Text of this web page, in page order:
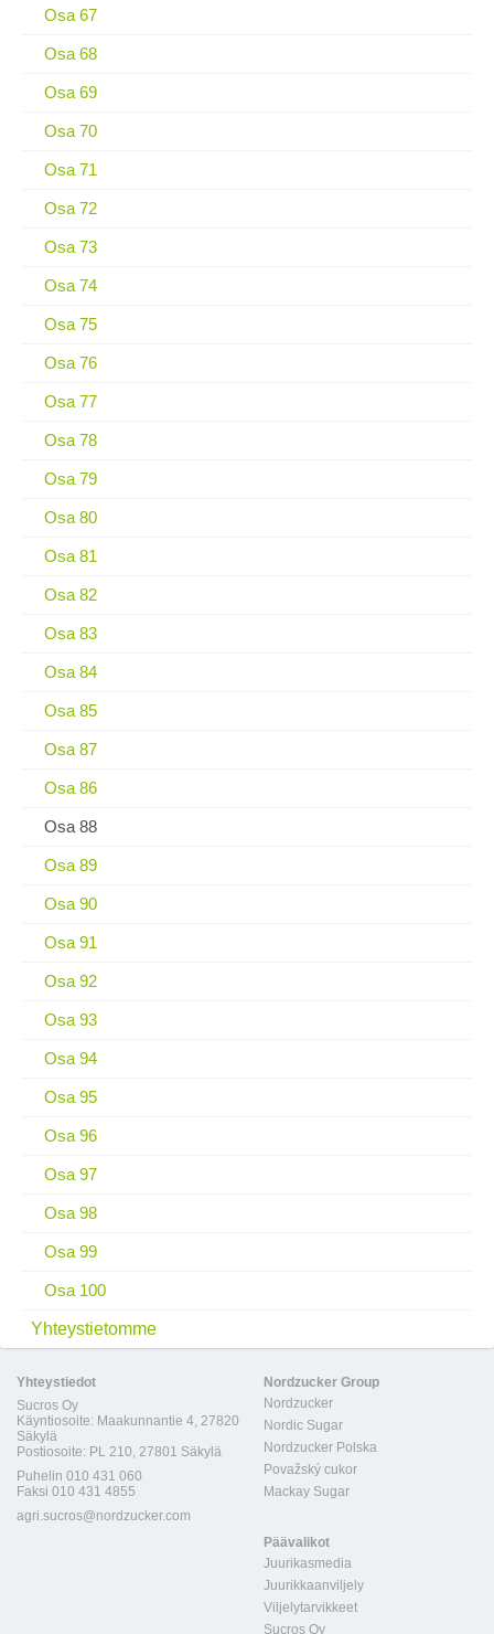
Osa 67
Osa 68
Osa 69
Osa 70
Osa 71
Osa 72
Osa 73
Osa 74
Osa 75
Osa 76
Osa 77
Osa 78
Osa 79
Osa 80
Osa 81
Osa 82
Osa 83
Osa 84
Osa 85
Osa 87
Osa 86
Osa 88
Osa 89
Osa 90
Osa 91
Osa 92
Osa 93
Osa 94
Osa 95
Osa 96
Osa 97
Osa 98
Osa 99
Osa 100
Yhteystietomme
Yhteystiedot
Sucros Oy
Käyntiosoite: Maakunnantie 4, 27820
Säkylä
Postiosoite: PL 210, 27801 Säkylä
Puhelin 010 431 060
Faksi 010 431 4855
agri.sucros@nordzucker.com
Nordzucker Group
Nordzucker
Nordic Sugar
Nordzucker Polska
Považský cukor
Mackay Sugar
Päävalikot
Juurikasmedia
Juurikkaanviljely
Viljelytarvikkeet
Sucros Oy